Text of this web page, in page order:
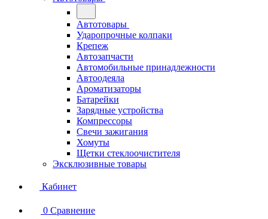
Автотовары
Ударопрочные колпаки
Крепеж
Автозапчасти
Автомобильные принадлежности
Автоодеяла
Ароматизаторы
Батарейки
Зарядные устройства
Компрессоры
Свечи зажигания
Хомуты
Щетки стеклоочистителя
Эксклюзивные товары
Кабинет
0 Сравнение